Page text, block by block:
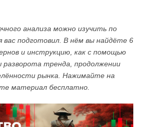
анализа можно изучить по
вас подготовил. В нём вы найдёте 6
и инструкцию, как с помощью
разворота тренда, продолжении
рынка. Нажимайте на
материал бесплатно.